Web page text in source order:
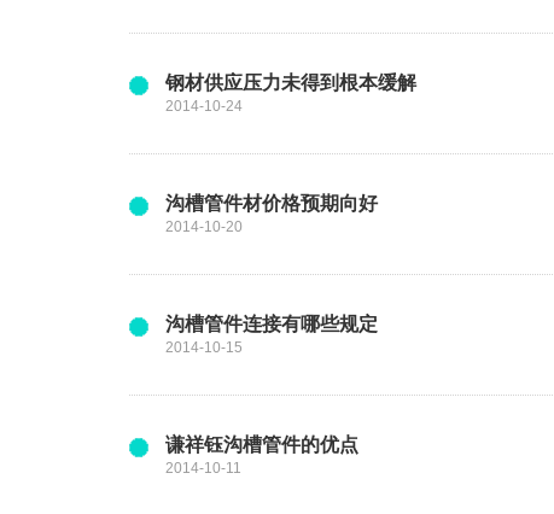
钢材供应压力未得到根本缓解
2014-10-24
沟槽管件材价格预期向好
2014-10-20
沟槽管件连接有哪些规定
2014-10-15
谦祥钰沟槽管件的优点
2014-10-11